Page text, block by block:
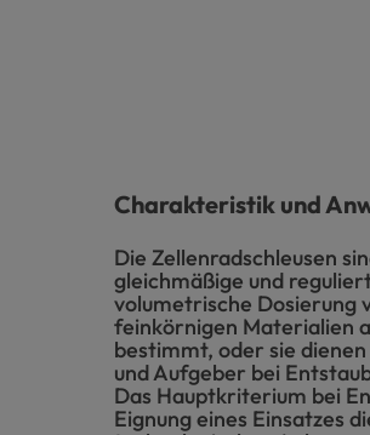
Charakteristik und
Die Zellenradschleusen
gleichmäßige und
volumetrische Dosierung
feinkörnigen Materialien
bestimmt, oder sie
und Aufgeber bei
Das Hauptkriterium bei
Eignung eines Einsatzes